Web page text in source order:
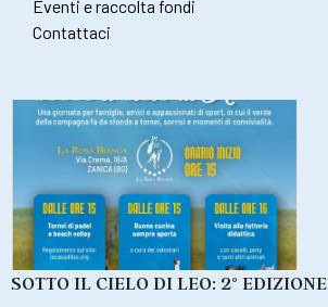
Eventi e raccolta fondi
Contattaci
SOTTO IL CIELO DI LEO: 2° EDIZIONE